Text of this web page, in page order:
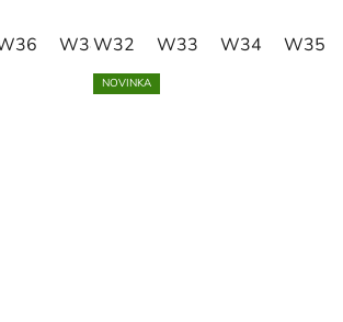
W38 W40 W42
W32 W33 W34 W35
NOVINKA